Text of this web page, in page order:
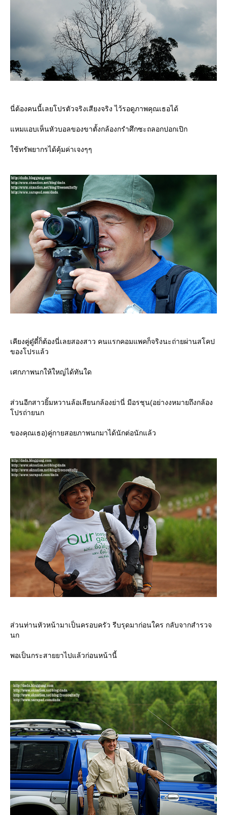
นี่ต้องคนนี้เลยโปรตัวจริงเสียงจริง ไว้รอดูภาพคุณเธอได้
หมแอบเห็นหัวบอลของขาตั้งกล้องกรำศึกซะถลอกปอกเปิก
ช้ทรัพยากรได้คุ้มค่าเจงๆๆ
เคียงคู่ดู๋ดี๋ก็ต้องนี่เลยสองสาว คนแรกคอมแพคก็จริงนะถ่ายผ่านสโคป
ของโปรแล้ว
เศกภาพนกให้ใหญ่ได้ทันใด
ส่วนอีกสาวยิ้มหวานล้อเลียนกล้องย่านี่ มีอรชุน(อย่างงหมายถึงกล้อง
ปรถ่ายนก
ของคุณเธอ)คู่กายสอยภาพนกมาได้นักต่อนักแล้ว
ส่วนท่านหัวหน้ามาเป็นครอบครัว รีบรุดมาก่อนใคร กลับจากสำรวจ
นก
พอเป็นกระสายยาไปแล้วก่อนหน้านี้